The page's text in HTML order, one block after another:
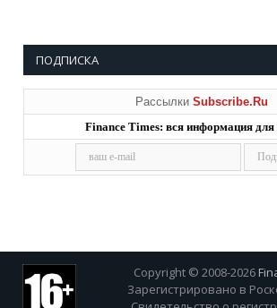
ПОДПИСКА
Рассылки Subscribe.Ru
Finance Times: вся информация для
Copyright © 2008-2026
Зарегистрировано в